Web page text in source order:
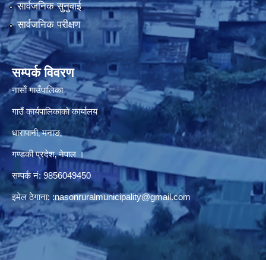
सार्वजनिक सुनुवाई
सार्वजनिक परीक्षण
सम्पर्क विवरण
नासाेँ गाउँपालिका
गाउँ कार्यपालिकाकाे कार्यालय
धारापानी‚ मनाङ‚
गण्डकी प्रदेश‚ नेपाल ।
सम्पर्क न‌ं‍: 9856049450
इमेल ठेगाना: :nasonruralmunicipality@gmail.com